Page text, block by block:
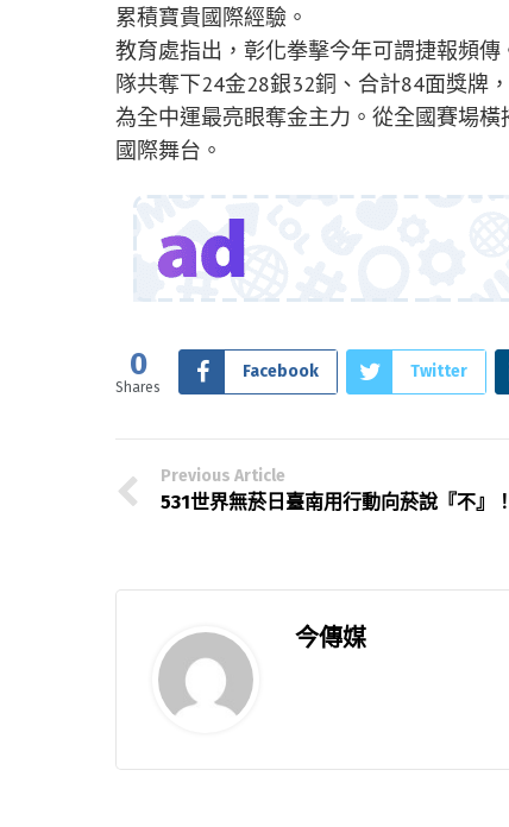
累積寶貴國際經驗。
教育處指出，彰化拳擊今年可謂捷報頻
隊共奪下24金28銀32銅、合計84面獎牌
為全中運最亮眼奪金主力。從全國賽場
國際舞台。
0
Shares
Facebook Twitter
Previous Article
531世界無菸日臺南用行動向菸說『不』！
今傳媒